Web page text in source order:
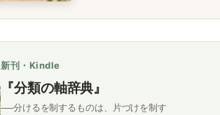
新刊・Kindle
『分類の軸辞典』
──分けるを制するものは、片づけを制す